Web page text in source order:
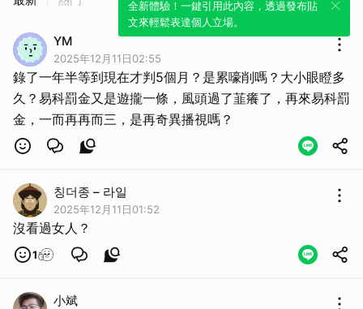
全新體驗！一鍵引用此內容，透過發布貼
文來輕鬆表達個人立場。
YM
2025年12月11日02:55
錄了一年半等到現在才判5個月？是累嚎削嗎？大小眼瞪多
久？易科罰金又是遊攏一條，風頭過了韮癢了，再來易科罰
金，一而再再而三，是再奇異播視嗎？
칭더종 – 라일
2025年12月11日01:52
沒看過女人？
1
小斌